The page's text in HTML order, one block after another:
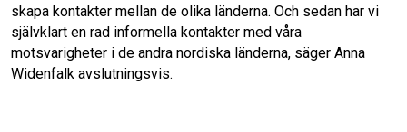
skapa kontakter mellan de olika länderna. Och sedan har vi
självklart en rad informella kontakter med våra
motsvarigheter i de andra nordiska länderna, säger Anna
Widenfalk avslutningsvis.